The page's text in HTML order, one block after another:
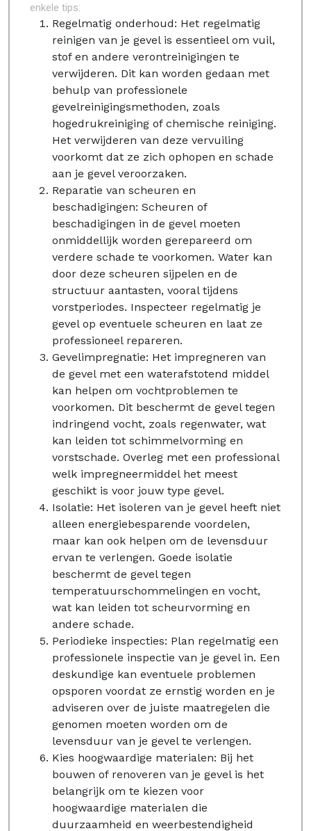
enkele tips:
Regelmatig onderhoud: Het regelmatig
reinigen van je gevel is essentieel om vuil,
stof en andere verontreinigingen te
verwijderen. Dit kan worden gedaan met
behulp van professionele
gevelreinigingsmethoden, zoals
hogedrukreiniging of chemische reiniging.
Het verwijderen van deze vervuiling
voorkomt dat ze zich ophopen en schade
aan je gevel veroorzaken.
Reparatie van scheuren en
beschadigingen: Scheuren of
beschadigingen in de gevel moeten
onmiddellijk worden gerepareerd om
verdere schade te voorkomen. Water kan
door deze scheuren sijpelen en de
structuur aantasten, vooral tijdens
vorstperiodes. Inspecteer regelmatig je
gevel op eventuele scheuren en laat ze
professioneel repareren.
Gevelimpregnatie: Het impregneren van
de gevel met een waterafstotend middel
kan helpen om vochtproblemen te
voorkomen. Dit beschermt de gevel tegen
indringend vocht, zoals regenwater, wat
kan leiden tot schimmelvorming en
vorstschade. Overleg met een professional
welk impregneermiddel het meest
geschikt is voor jouw type gevel.
Isolatie: Het isoleren van je gevel heeft niet
alleen energiebesparende voordelen,
maar kan ook helpen om de levensduur
ervan te verlengen. Goede isolatie
beschermt de gevel tegen
temperatuurschommelingen en vocht,
wat kan leiden tot scheurvorming en
andere schade.
Periodieke inspecties: Plan regelmatig een
professionele inspectie van je gevel in. Een
deskundige kan eventuele problemen
opsporen voordat ze ernstig worden en je
adviseren over de juiste maatregelen die
genomen moeten worden om de
levensduur van je gevel te verlengen.
Kies hoogwaardige materialen: Bij het
bouwen of renoveren van je gevel is het
belangrijk om te kiezen voor
hoogwaardige materialen die
duurzaamheid en weerbestendigheid